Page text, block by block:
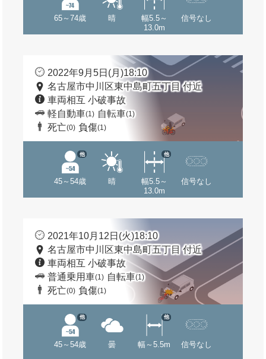
65～74歳 晴
幅5.5～
13.0m
信号なし
2022年9月5日(月)18:10
名古屋市中川区東中島町五丁目 付近
車両相互 小破事故
軽自動車(1) 自転車(1)
死亡(0) 負傷(1)
45～54歳
他
晴
幅5.5～
13.0m
他
信号なし
2021年10月12日(火)18:10
名古屋市中川区東中島町五丁目 付近
車両相互 小破事故
普通乗用車(1) 自転車(1)
死亡(0) 負傷(1)
45～54歳
他
曇 幅～5.5m
他
信号なし